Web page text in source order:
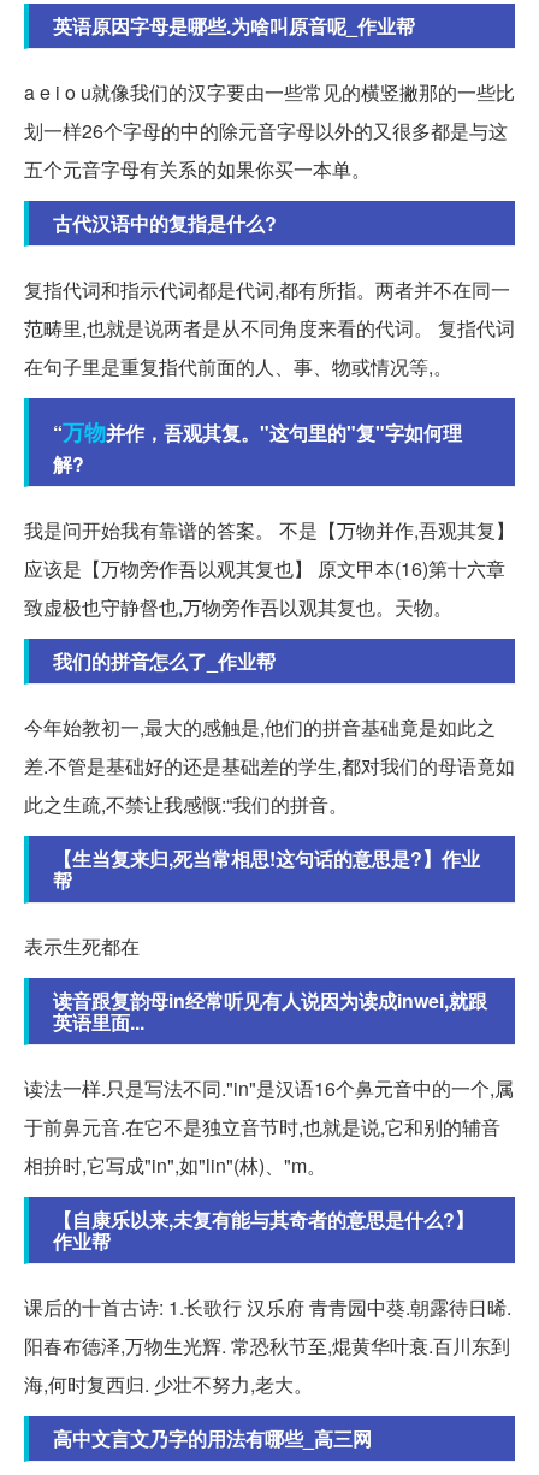
英语原因字母是哪些.为啥叫原音呢_作业帮
a e i o u就像我们的汉字要由一些常见的横竖撇那的一些比
划一样26个字母的中的除元音字母以外的又很多都是与这
五个元音字母有关系的如果你买一本单。
古代汉语中的复指是什么?
复指代词和指示代词都是代词,都有所指。两者并不在同一
范畴里,也就是说两者是从不同角度来看的代词。 复指代词
在句子里是重复指代前面的人、事、物或情况等,。
“万物并作，吾观其复。"这句里的"复"字如何理
解?
我是问开始我有靠谱的答案。 不是【万物并作,吾观其复】
应该是【万物旁作吾以观其复也】 原文甲本(16)第十六章
致虚极也守静督也,万物旁作吾以观其复也。天物。
我们的拼音怎么了_作业帮
今年始教初一,最大的感触是,他们的拼音基础竟是如此之
差.不管是基础好的还是基础差的学生,都对我们的母语竟如
此之生疏,不禁让我感慨:“我们的拼音。
【生当复来归,死当常相思!这句话的意思是?】作业
帮
表示生死都在
读音跟复韵母in经常听见有人说因为读成inwei,就跟
英语里面...
读法一样.只是写法不同."in"是汉语16个鼻元音中的一个,属
于前鼻元音.在它不是独立音节时,也就是说,它和别的辅音
相拚时,它写成"in",如"lin"(林)、"m。
【自康乐以来,未复有能与其奇者的意思是什么?】
作业帮
课后的十首古诗: 1.长歌行 汉乐府 青青园中葵.朝露待日晞.
阳春布德泽,万物生光辉. 常恐秋节至,焜黄华叶衰.百川东到
海,何时复西归. 少壮不努力,老大。
高中文言文乃字的用法有哪些_高三网